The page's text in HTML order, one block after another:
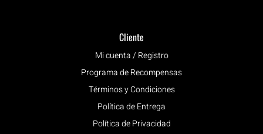
Cliente
Mi cuenta / Registro
Programa de Recompensas
Términos y Condiciones
Política de Entrega
Política de Privacidad